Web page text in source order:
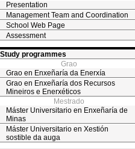
Presentation
Management Team and Coordination
School Web Page
Assessment
Study programmes
Grao
Grao en Enxeñaría da Enerxía
Grao en Enxeñaría dos Recursos
Mineiros e Enerxéticos
Mestrado
Máster Universitario en Enxeñaría de
Minas
Máster Universitario en Xestión
sostible da auga